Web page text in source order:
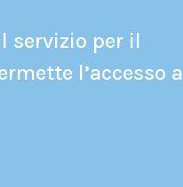
servizio per il
l’accesso a